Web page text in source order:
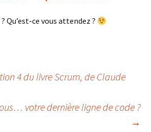
Qu’est-ce vous attendez ?
4 du livre Scrum, de Claude
votre dernière ligne de code ?
→